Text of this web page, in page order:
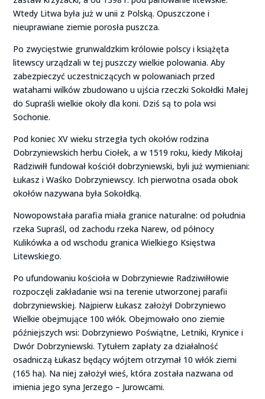
Wtedy Litwa była już w unii z Polską. Opuszczone i
nieuprawiane ziemie porosła puszcza.
Po zwycięstwie grunwaldzkim królowie polscy i książęta
litewscy urządzali w tej puszczy wielkie polowania. Aby
zabezpieczyć uczestniczących w polowaniach przed
watahami wilków zbudowano u ujścia rzeczki Sokołdki Małej
do Supraśli wielkie okoły dla koni. Dziś są to pola wsi
Sochonie.
Pod koniec XV wieku strzegła tych okołów rodzina
Dobrzyniewskich herbu Ciołek, a w 1519 roku, kiedy Mikołaj
Radziwiłł fundował kościół dobrzyniewski, byli już wymieniani:
Łukasz i Waśko Dobrzyniewscy. Ich pierwotna osada obok
okołów nazywana była Sokołdką.
Nowopowstała parafia miała granice naturalne: od południa
rzeka Supraśl, od zachodu rzeka Narew, od północy
Kulikówka a od wschodu granica Wielkiego Księstwa
Litewskiego.
Po ufundowaniu kościoła w Dobrzyniewie Radziwiłłowie
rozpoczęli zakładanie wsi na terenie utworzonej parafii
dobrzyniewskiej. Najpierw Łukasz założył Dobrzyniewo
Wielkie obejmujące 100 włók. Obejmowało ono ziemie
późniejszych wsi: Dobrzyniewo Poświątne, Letniki, Krynice i
Dwór Dobrzyniewski. Tytułem zapłaty za działalność
osadniczą Łukasz będący wójtem otrzymał 10 włók ziemi
(165 ha). Na niej założył wieś, która została nazwana od
imienia jego syna Jerzego – Jurowcami.